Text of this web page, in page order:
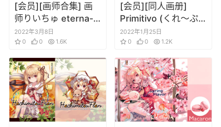
[会员][画师合集] 画
师りいちゅ eterna-
radiare 34册画册合
集更新到220328
2022年3月8日
0
0 1.6K
[会员][同人画册]
Primitivo (くれ～ぷ)
Traum Marchen (東
方Project)
2022年1月25日
0
0 1.2K